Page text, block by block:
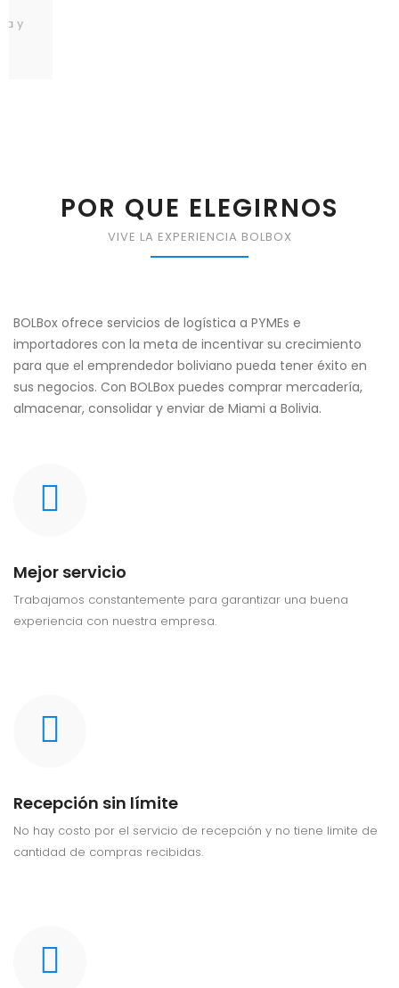
POR QUE ELEGIRNOS
VIVE LA EXPERIENCIA BOLBOX
BOLBox ofrece servicios de logística a PYMEs e
importadores con la meta de incentivar su crecimiento
para que el emprendedor boliviano pueda tener éxito en
sus negocios. Con BOLBox puedes comprar mercadería,
almacenar, consolidar y enviar de Miami a Bolivia.
Mejor servicio
Trabajamos constantemente para garantizar una buena
experiencia con nuestra empresa.
Recepción sin límite
No hay costo por el servicio de recepción y no tiene limite de
cantidad de compras recibidas.